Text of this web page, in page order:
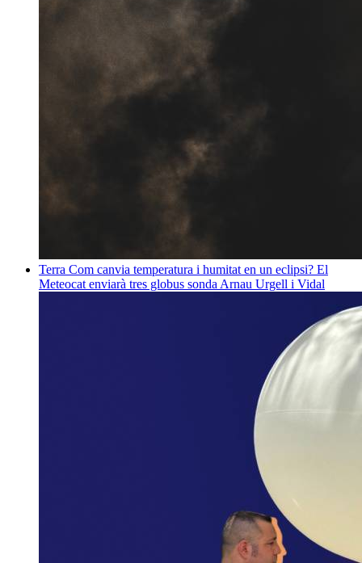
Terra Com canvia temperatura i humitat en un eclipsi? El
Meteocat enviarà tres globus sonda Arnau Urgell i Vidal